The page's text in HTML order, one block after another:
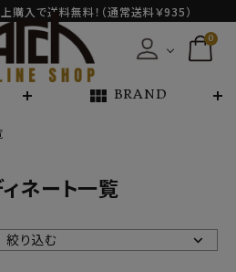
入で送料無料！（通常送料￥935）
0
view_module BRAND
ネート一覧
絞り込む